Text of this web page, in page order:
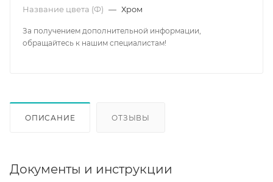
Название цвета (Ф) — Хром
За получением дополнительной информации,
обращайтесь к нашим специалистам!
ОПИСАНИЕ ОТЗЫВЫ
Документы и инструкции